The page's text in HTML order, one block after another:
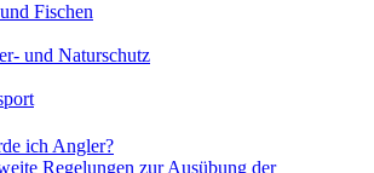
Fischen
und Naturschutz
ich Angler?
Regelungen zur Ausübung der